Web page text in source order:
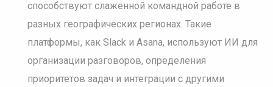
способствуют слаженной командной работе в
разных географических регионах. Такие
платформы, как Slack и Asana, используют ИИ для
организации разговоров, определения
приоритетов задач и интеграции с другими